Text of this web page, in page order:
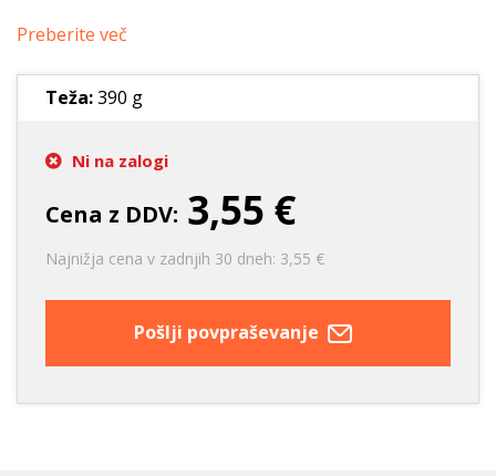
Preberite več
Teža:390 g
Ni na zalogi
Cena z DDV: 3,55 €
Najnižja cena v zadnjih 30 dneh: 3,55 €
Pošlji povpraševanje